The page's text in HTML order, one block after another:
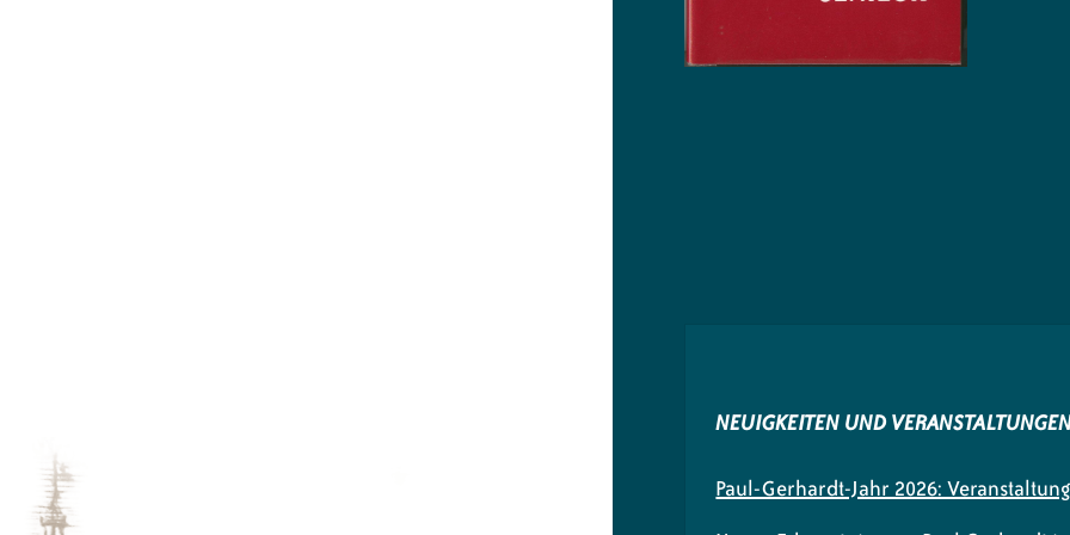
NEUIGKEITEN UND
Paul-Gerhardt-Jahr 2026: